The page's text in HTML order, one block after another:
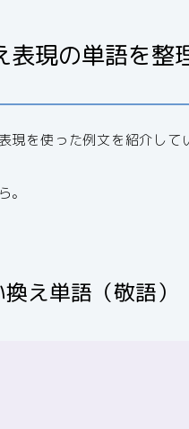
現の単語を整
を使った例文を紹介して
。
え単語（敬語）